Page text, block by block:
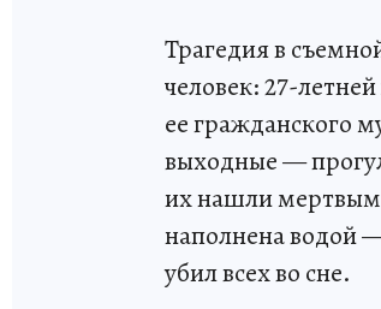
Трагедия в
человек: 27-
ее гражданского
выходные —
их нашли
наполнена водой
убил всех во сне.